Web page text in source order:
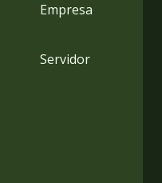
Empresa
Servidor